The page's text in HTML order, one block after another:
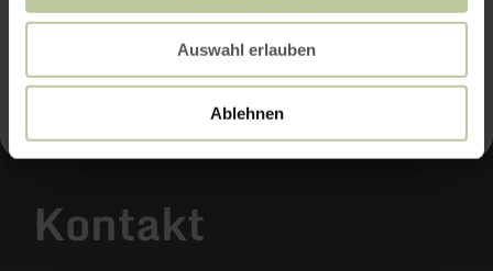
Auswahl erlauben
Ablehnen
Kontakt